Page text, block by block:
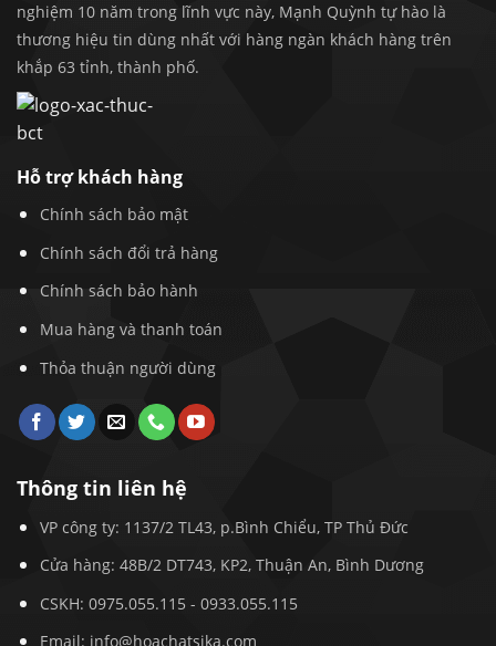
nghiệm 10 năm trong lĩnh vực này, Mạnh Quỳnh tự hào là
thương hiệu tin dùng nhất với hàng ngàn khách hàng trên
khắp 63 tỉnh, thành phố.
Hỗ trợ khách hàng
Chính sách bảo mật
Chính sách đổi trả hàng
Chính sách bảo hành
Mua hàng và thanh toán
Thỏa thuận người dùng
Thông tin liên hệ
VP công ty: 1137/2 TL43, p.Bình Chiểu, TP Thủ Đức
Cửa hàng: 48B/2 DT743, KP2, Thuận An, Bình Dương
CSKH: 0975.055.115 - 0933.055.115
Email: info@hoachatsika.com